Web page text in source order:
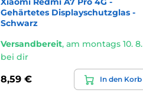
Gehärtetes Displayschutzglas -
Schwarz
Versandbereit, am montags 10. 8.
bei dir
8,59 € In den Korb